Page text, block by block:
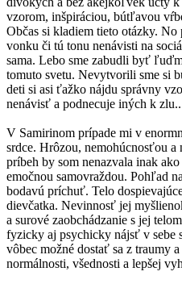
vzorom, inšpiráciou, bútľavou
Občas si kladiem tieto otázky. No
vonku či tú tonu nenávisti na
sama. Lebo sme zabudli byť
tomuto svetu. Nevytvorili sme si
deti si asi ťažko nájdu správny
nenávisť a podnecuje iných k
V Samirinom prípade mi v
srdce. Hrôzou, nemohúcnosťou a
príbeh by som nenazvala inak
emočnou samovraždou. Pohľad
bodavú príchuť. Telo
dievčatka. Nevinnosť jej
a surové zaobchádzanie s jej
fyzicky aj psychicky nájsť v sebe
vôbec možné dostať sa z traumy
normálnosti, všednosti a lepšej